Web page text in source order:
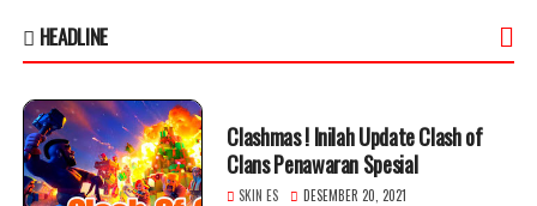
HEADLINE
Clashmas ! Inilah Update Clash of
Clans Penawaran Spesial
SKIN ES DESEMBER 20, 2021